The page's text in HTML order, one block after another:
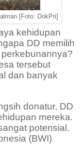
[Foto: DokPri]
kehidupan
DD memilih
tersebut
dan banyak
donatur, DD
mereka.
potensial.
(BWI)